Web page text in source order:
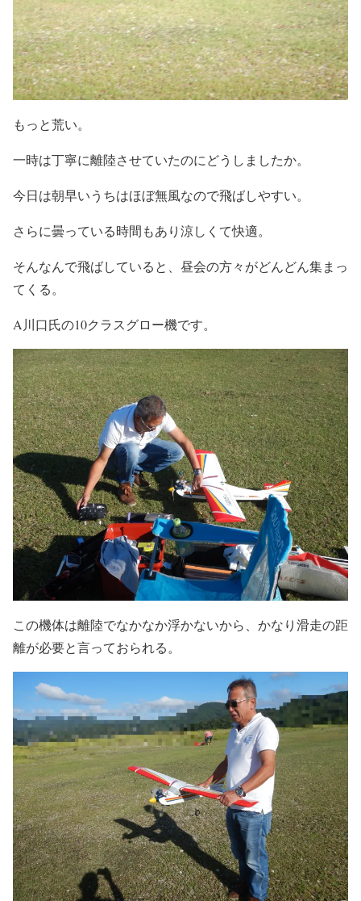
もっと荒い。
一時は丁寧に離陸させていたのにどうしましたか。
今日は朝早いうちはほぼ無風なので飛ばしやすい。
さらに曇っている時間もあり涼しくて快適。
そんなんで飛ばしていると、昼会の方々がどんどん集まっ
てくる。
A川口氏の10クラスグロー機です。
この機体は離陸でなかなか浮かないから、かなり滑走の距
離が必要と言っておられる。